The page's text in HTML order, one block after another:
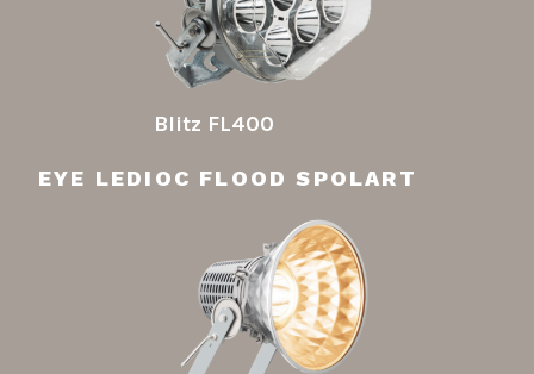
Blitz FL400
EYE LEDIOC FLOOD SPOLART